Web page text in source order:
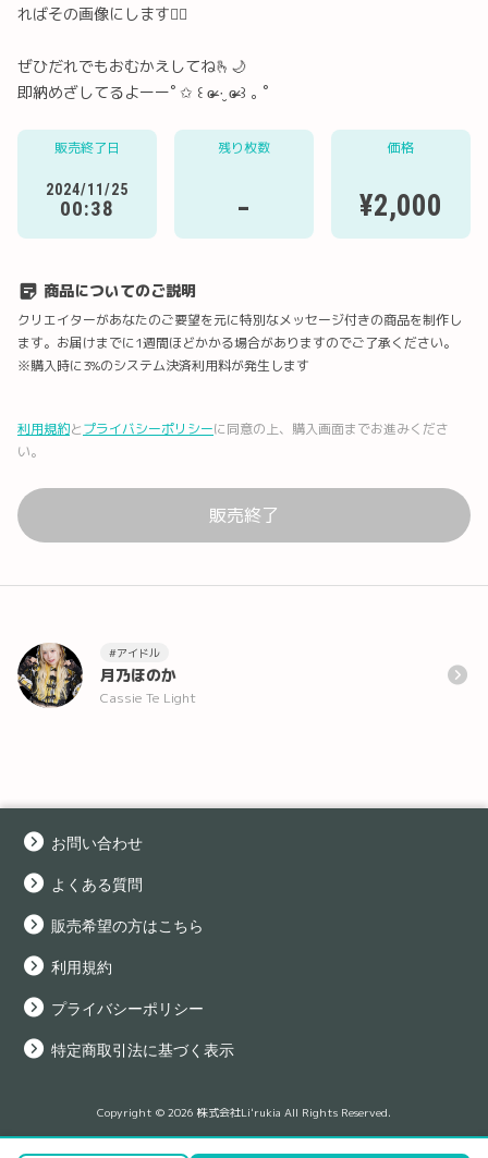
ればその画像にします👍🏻
ぜひだれでもおむかえしてね🫰🌙
即納めざしてるよーー˚ ✩ ꒰ ɞ̴̶̷ ·̮ ɞ̴̶̷ ꒱ ｡ ˚
販売終了日
2024/11/25
00:38
残り枚数
-
価格
¥2,000
商品についてのご説明
クリエイターがあなたのご要望を元に特別なメッセージ付きの商品を制作し
ます。お届けまでに1週間ほどかかる場合がありますのでご了承ください。
※購入時に3%のシステム決済利用料が発生します
利用規約とプライバシーポリシーに同意の上、購入画面までお進みくださ
い。
販売終了
#アイドル
月乃ほのか
Cassie Te Light
お問い合わせ
よくある質問
販売希望の方はこちら
利用規約
プライバシーポリシー
特定商取引法に基づく表示
Copyright © 2026 株式会社Li'rukia All Rights Reserved.
URLコピー